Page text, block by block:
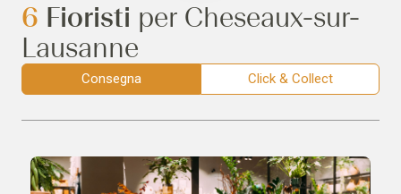
6 Fioristi per Cheseaux-sur-
Lausanne
Consegna Click & Collect